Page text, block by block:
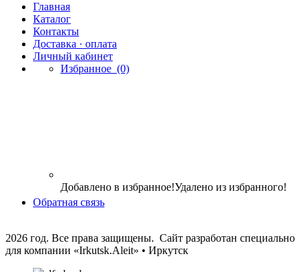
Главная
Каталог
Контакты
Доставка · оплата
Личный кабинет
Избранное (0)
Добавлено в избранное!Удалено из избранного!
Обратная связь
2026 год. Все права защищены. Сайт разработан специально
для компании «Irkutsk.Aleit» • Иркутск